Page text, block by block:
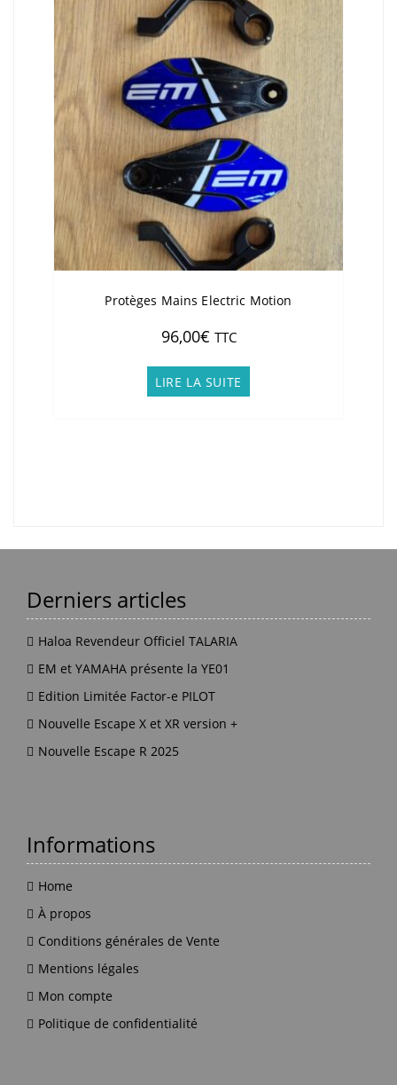
Protèges Mains Electric Motion
96,00€ TTC
LIRE LA SUITE
Derniers articles
Haloa Revendeur Officiel TALARIA
EM et YAMAHA présente la YE01
Edition Limitée Factor-e PILOT
Nouvelle Escape X et XR version +
Nouvelle Escape R 2025
Informations
Home
À propos
Conditions générales de Vente
Mentions légales
Mon compte
Politique de confidentialité